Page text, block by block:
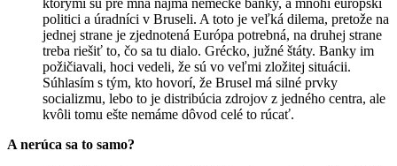
ktorými sú pre mňa najmä nemecké banky, a mnohí európski
politici a úradníci v Bruseli. A toto je veľká dilema, pretože na
jednej strane je zjednotená Európa potrebná, na druhej strane
treba riešiť to, čo sa tu dialo. Grécko, južné štáty. Banky im
požičiavali, hoci vedeli, že sú vo veľmi zložitej situácii.
Súhlasím s tým, kto hovorí, že Brusel má silné prvky
socializmu, lebo to je distribúcia zdrojov z jedného centra, ale
kvôli tomu ešte nemáme dôvod celé to rúcať.
A nerúca sa to samo?